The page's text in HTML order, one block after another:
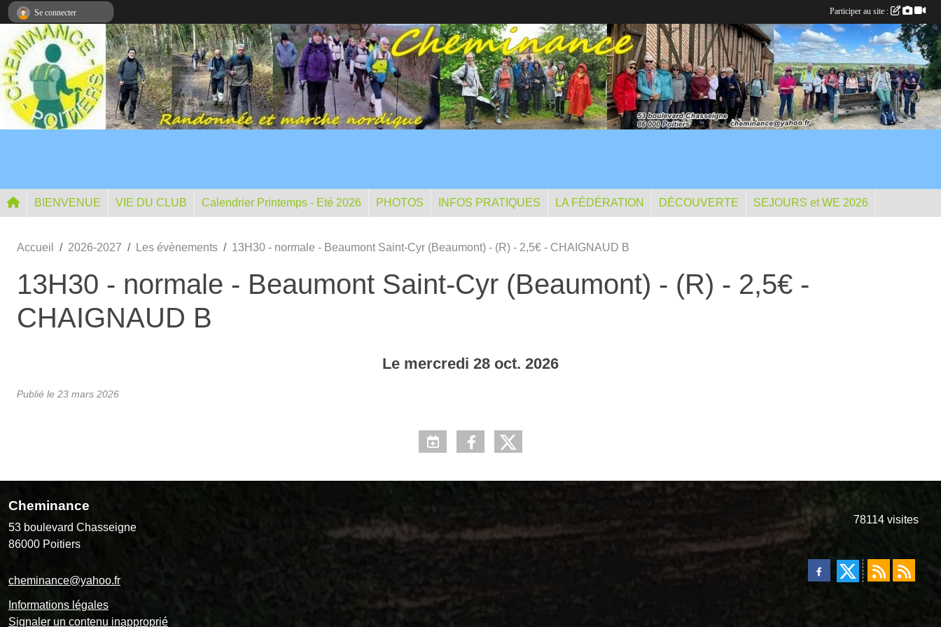
BIENVENUE VIE DU CLUB Calendrier Printemps - Eté 2026 PHOTOS INFOS PRATIQUES LA FÉDÉRATION DÉCOUVERTE SEJOURS et WE 2026
Accueil 2026-2027 Les évènements 13H30 - normale - Beaumont Saint-Cyr (Beaumont) - (R) - 2,5€ - CHAIGNAUD B
13H30 - normale - Beaumont Saint-Cyr (Beaumont) - (R) - 2,5€ -
CHAIGNAUD B
Le mercredi 28 oct. 2026
Publié le 23 mars 2026
Cheminance
53 boulevard Chasseigne
86000 Poitiers
cheminance@yahoo.fr
Informations légales
Signaler un contenu inapproprié
78114 visites
Se connecter Participer au site :
Panneau de gestion des cookies